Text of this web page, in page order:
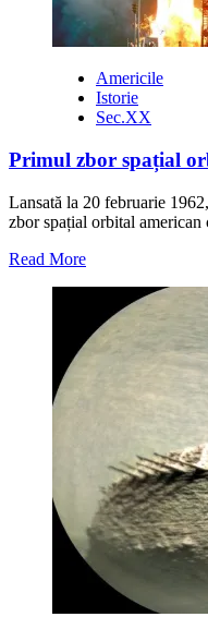
Americile
Istorie
Sec.XX
Primul zbor spațial
Lansată la 20 februarie
zbor spațial orbital american
Read MoreRead
Primul
zbor
spațial
american